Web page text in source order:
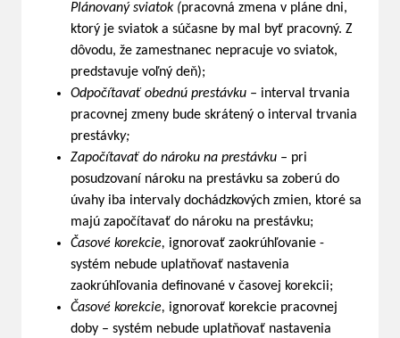
Plánovaný sviatok (pracovná zmena v pláne dni,
ktorý je sviatok a súčasne by mal byť pracovný. Z
dôvodu, že zamestnanec nepracuje vo sviatok,
predstavuje voľný deň);
Odpočítavať obednú prestávku – interval trvania
pracovnej zmeny bude skrátený o interval trvania
prestávky;
Započítavať do nároku na prestávku – pri
posudzovaní nároku na prestávku sa zoberú do
úvahy iba intervaly dochádzkových zmien, ktoré sa
majú započítavať do nároku na prestávku;
Časové korekcie, ignorovať zaokrúhľovanie -
systém nebude uplatňovať nastavenia
zaokrúhľovania definované v časovej korekcii;
Časové korekcie, ignorovať korekcie pracovnej
doby – systém nebude uplatňovať nastavenia